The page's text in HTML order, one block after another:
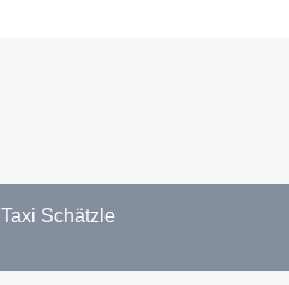
Taxi Schätzle